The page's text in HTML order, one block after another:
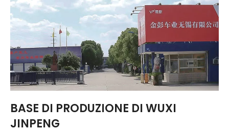
BASE DI PRODUZIONE DI WUXI
JINPENG